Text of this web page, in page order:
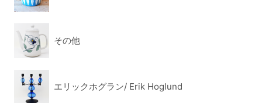
その他
エリックホグラン/ Erik Hoglund